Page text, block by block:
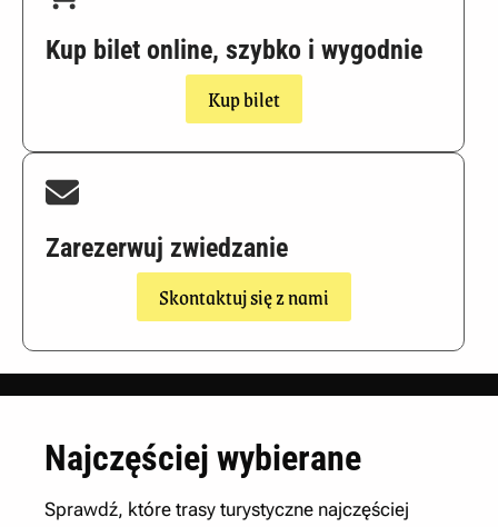
Kup bilet online, szybko i wygodnie
Kup bilet
Zarezerwuj zwiedzanie
Skontaktuj się z nami
Najczęściej wybierane
Sprawdź, które trasy turystyczne najczęściej